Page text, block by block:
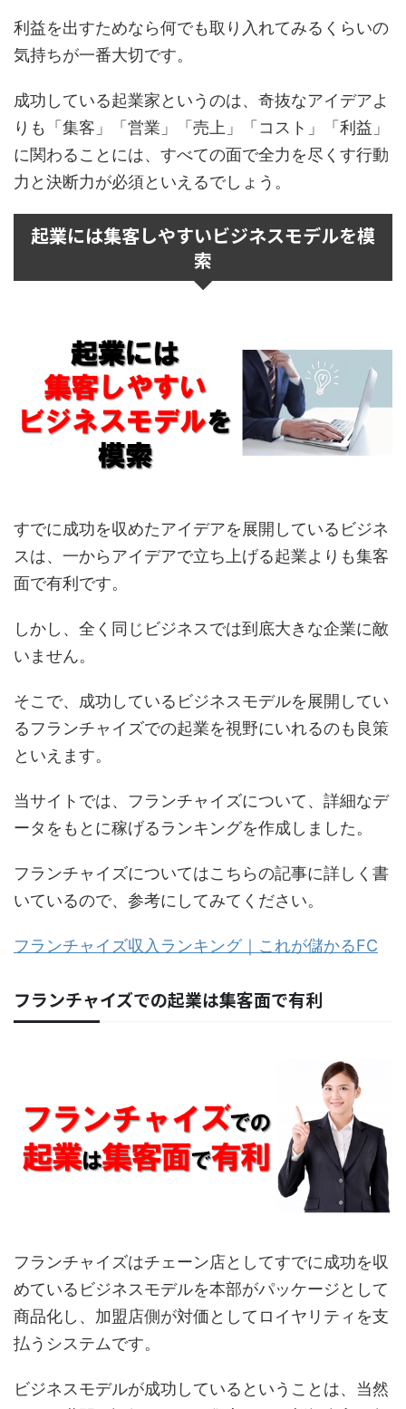
利益を出すためなら何でも取り入れてみるくらいの
気持ちが一番大切です。
成功している起業家というのは、奇抜なアイデアよ
りも「集客」「営業」「売上」「コスト」「利益」
に関わることには、すべての面で全力を尽くす行動
力と決断力が必須といえるでしょう。
起業には集客しやすいビジネスモデルを模
索
すでに成功を収めたアイデアを展開しているビジネ
スは、一からアイデアで立ち上げる起業よりも集客
面で有利です。
しかし、全く同じビジネスでは到底大きな企業に敵
いません。
そこで、成功しているビジネスモデルを展開してい
るフランチャイズでの起業を視野にいれるのも良策
といえます。
当サイトでは、フランチャイズについて、詳細なデ
ータをもとに稼げるランキングを作成しました。
フランチャイズについてはこちらの記事に詳しく書
いているので、参考にしてみてください。
フランチャイズ収入ランキング｜これが儲かるFC
フランチャイズでの起業は集客面で有利
フランチャイズはチェーン店としてすでに成功を収
めているビジネスモデルを本部がパッケージとして
商品化し、加盟店側が対価としてロイヤリティを支
払うシステムです。
ビジネスモデルが成功しているということは、当然